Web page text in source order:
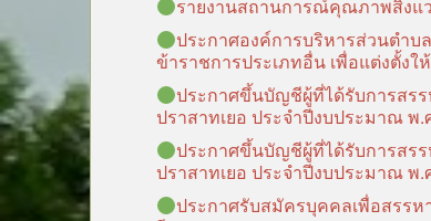
รายงานสถานการณ์คุณภาพสิ่งแ
ประกาศองค์การบริหารส่วนตำบ
ข้าราชการประเภทอื่น เพื่อแต่งตั้งใ
ประกาศขึ้นบัญชีผู้ที่ได้รับการสรร
ปราสาทเยอ ประจำปีงบประมาณ พ.
ประกาศขึ้นบัญชีผู้ที่ได้รับการสรร
ปราสาทเยอ ประจำปีงบประมาณ พ.
ประกาศรับสมัครบุคคลเพื่อสรรห